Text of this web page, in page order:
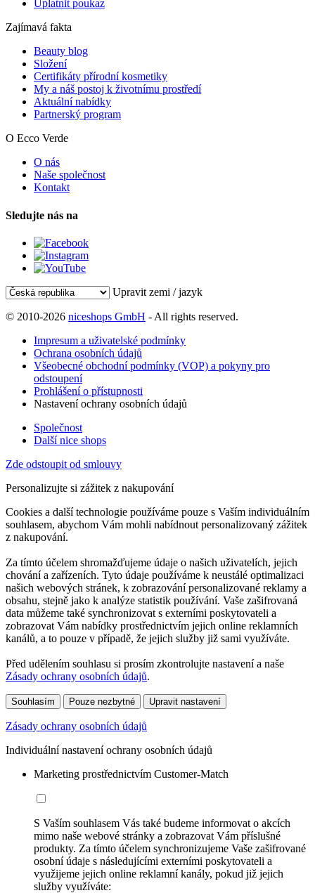
Uplatnit poukaz
Zajímavá fakta
Beauty blog
Složení
Certifikáty přírodní kosmetiky
My a náš postoj k životnímu prostředí
Aktuální nabídky
Partnerský program
O Ecco Verde
O nás
Naše společnost
Kontakt
Sledujte nás na
Upravit zemi / jazyk
© 2010-2026 niceshops GmbH - All rights reserved.
Impresum a uživatelské podmínky
Ochrana osobních údajů
Všeobecné obchodní podmínky (VOP) a pokyny pro
odstoupení
Prohlášení o přístupnosti
Nastavení ochrany osobních údajů
Společnost
Další nice shops
Zde odstoupit od smlouvy
Personalizujte si zážitek z nakupování
Cookies a další technologie používáme pouze s Vaším individuálním
souhlasem, abychom Vám mohli nabídnout personalizovaný zážitek
z nakupování.
Za tímto účelem shromažďujeme údaje o našich uživatelích, jejich
chování a zařízeních. Tyto údaje používáme k neustálé optimalizaci
našich webových stránek, k zobrazování personalizované reklamy a
obsahu, stejně jako k analýze statistik používání. Vaše zašifrovaná
data můžeme také synchronizovat s externími poskytovateli a
zobrazovat Vám nabídky prostřednictvím jejich online reklamních
kanálů, a to pouze v případě, že jejich služby již sami využíváte.
Před udělením souhlasu si prosím zkontrolujte nastavení a naše
Zásady ochrany osobních údajů.
Souhlasím Pouze nezbytné Upravit nastavení
Zásady ochrany osobních údajů
Individuální nastavení ochrany osobních údajů
Marketing prostřednictvím Customer-Match
S Vaším souhlasem Vás také budeme informovat o akcích
mimo naše webové stránky a zobrazovat Vám příslušné
produkty. Za tímto účelem synchronizujeme Vaše zašifrované
osobní údaje s následujícími externími poskytovateli a
využijeme jejich online reklamní kanály, pokud již jejich
služby využíváte: